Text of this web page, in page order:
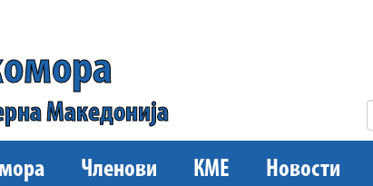
Македонија
Членови КМЕ Новости